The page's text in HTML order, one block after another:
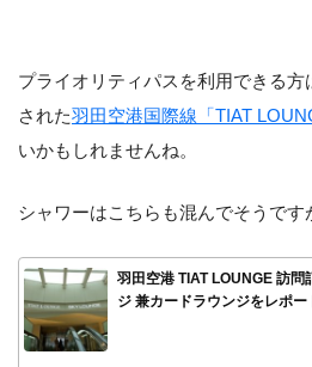
プライオリティパスを利用できる
された羽田空港国際線「TIAT
いかもしれませんね。
シャワーはこちらも混んでそうです
羽田空港 TIAT LOUNGE 訪
ジ 兼カードラウンジをレポー